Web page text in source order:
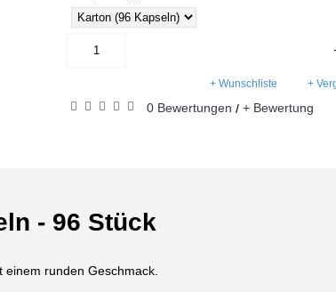
+ Wunschliste +
0 Bewertungen / + Bewertung
- 96 Stück
runden Geschmack.